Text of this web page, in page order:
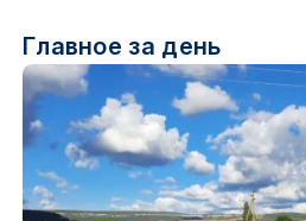
Главное за день